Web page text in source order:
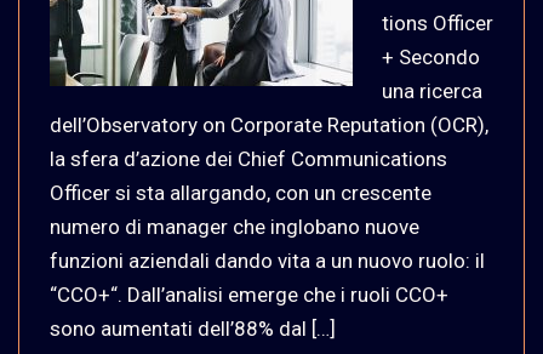
tions Officer
+ Secondo
una ricerca
dell’Observatory on Corporate Reputation (OCR),
la sfera d’azione dei Chief Communications
Officer si sta allargando, con un crescente
numero di manager che inglobano nuove
funzioni aziendali dando vita a un nuovo ruolo: il
“CCO+“. Dall’analisi emerge che i ruoli CCO+
sono aumentati dell’88% dal […]